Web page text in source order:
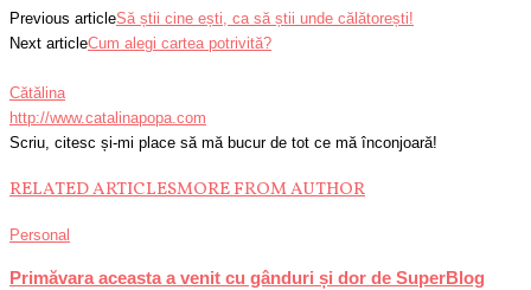
Previous articleSă știi cine ești, ca să știi unde călătorești!
Next articleCum alegi cartea potrivită?
Cătălina
http://www.catalinapopa.com
Scriu, citesc și-mi place să mă bucur de tot ce mă înconjoară!
RELATED ARTICLESMORE FROM AUTHOR
Personal
Primăvara aceasta a venit cu gânduri și dor de SuperBlog